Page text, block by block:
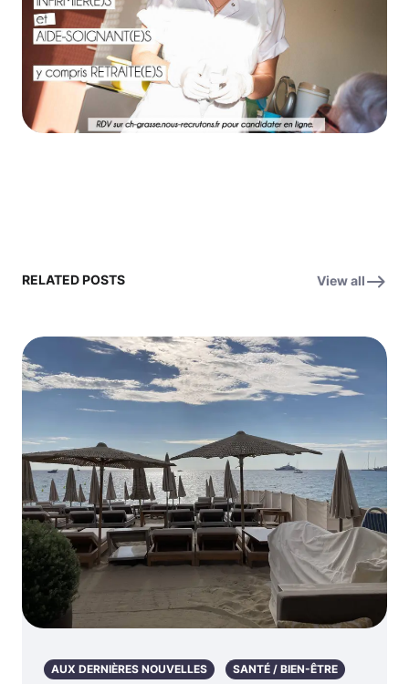
RELATED POSTS View all
AUX DERNIÈRES NOUVELLES SANTÉ / BIEN-ÊTRE